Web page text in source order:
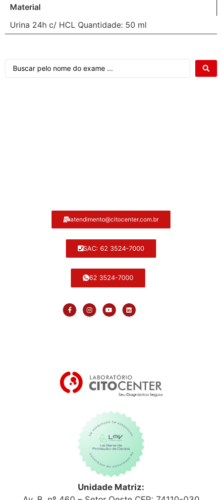
Material
Urina 24h c/ HCL Quantidade: 50 ml
atendimento@citocenter.com.br
SAC: 62 3524-7000
62 3524-7000
Unidade Matriz: